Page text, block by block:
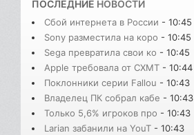
ПОСЛЕДНИЕ НОВОСТИ
Сбой интернета в России - 10:45
Sony разместила на коро - 10:45
Sega превратила свои ко - 10:45
Apple требовала от CXMT - 10:44
Поклонники серии Fallou - 10:43
Владелец ПК собрал кабе - 10:43
Только 5,6% игроков про - 10:43
Larian забанили на YouT - 10:43